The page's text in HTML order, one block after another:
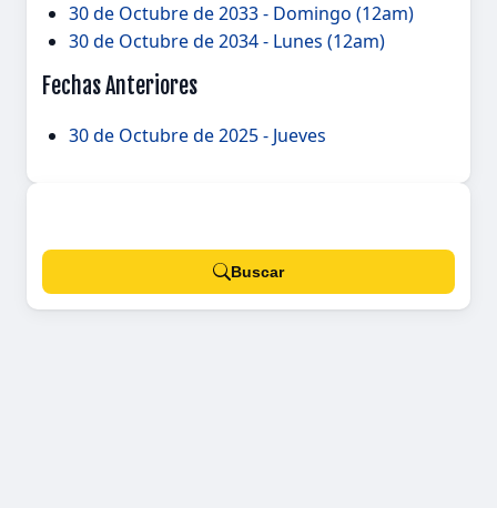
30 de Octubre de 2033 - Domingo (12am)
30 de Octubre de 2034 - Lunes (12am)
Fechas Anteriores
30 de Octubre de 2025 - Jueves
Buscar